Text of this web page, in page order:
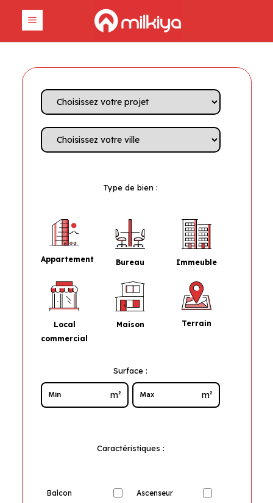
Type de bien :
Appartement Bureau Immeuble
Local
commercial
Maison Terrain
Surface :
m² m²
Caractéristiques :
Ascenseur
Balcon